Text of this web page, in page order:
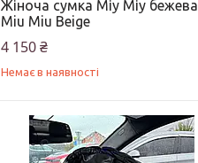
Жіноча сумка Міу Міу бежева
Miu Miu Beige
4 150 ₴
Немає в наявності